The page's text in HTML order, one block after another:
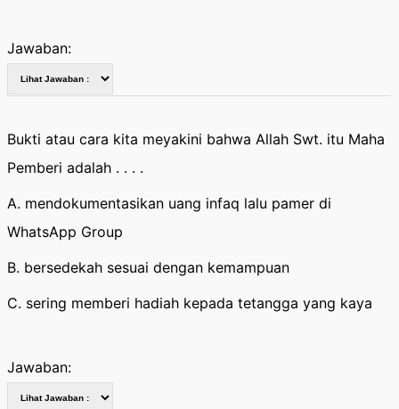
Jawaban:
Bukti atau cara kita meyakini bahwa Allah Swt. itu Maha
Pemberi adalah . . . .
A. mendokumentasikan uang infaq lalu pamer di
WhatsApp Group
B. bersedekah sesuai dengan kemampuan
C. sering memberi hadiah kepada tetangga yang kaya
Jawaban: